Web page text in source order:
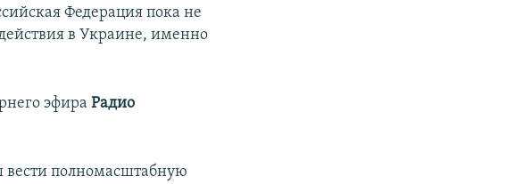
Федерация пока не
в Украине, именно
эфираРадио
вести полномасштабную